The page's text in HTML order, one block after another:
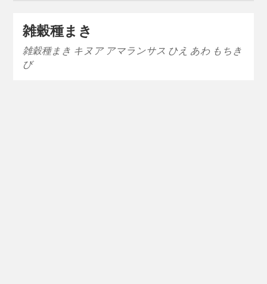
雑穀種まき
雑穀種まき キヌア アマランサス ひえ あわ もちき
び